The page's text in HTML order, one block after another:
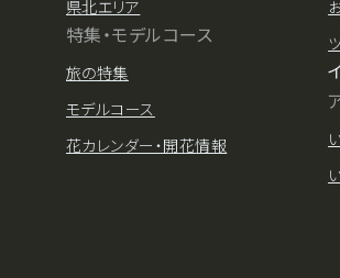
県北エリア
特集・モデルコース
旅の特集
モデルコース
花カレンダー・開花情報